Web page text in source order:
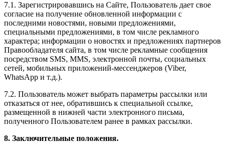
7.1. Зарегистрировавшись на Сайте, Пользователь дает свое
согласие на получение обновленной информации с
последними новостями, новыми предложениями,
специальными предложениями, в том числе рекламного
характера; информации о новостях и предложениях партнеров
Правообладателя сайта, в том числе рекламные сообщения
посредством SMS, MMS, электронной почты, социальных
сетей, мобильных приложений-мессенджеров (Viber,
WhatsApp и т.д.).
7.2. Пользователь может выбрать параметры рассылки или
отказаться от нее, обратившись к специальной ссылке,
размещенной в нижней части электронного письма,
полученного Пользователем ранее в рамках рассылки.
8. Заключительные положения.